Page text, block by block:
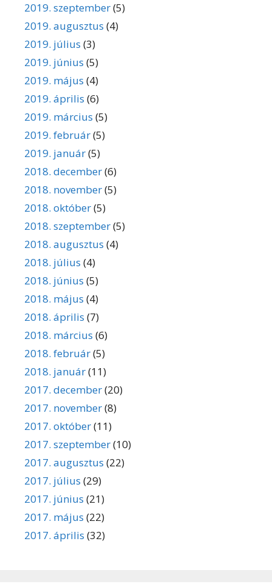
2019. szeptember(5)
2019. augusztus (4)
2019. július (3)
2019. június (5)
2019. május (4)
2019. április (6)
2019. március (5)
2019. február(5)
2019. január(5)
2018. december(6)
2018. november(5)
2018. október(5)
2018. szeptember(5)
2018. augusztus (4)
2018. július (4)
2018. június (5)
2018. május (4)
2018. április (7)
2018. március (6)
2018. február(5)
2018. január(11)
2017. december(20)
2017. november(8)
2017. október(11)
2017. szeptember(10)
2017. augusztus (22)
2017. július (29)
2017. június (21)
2017. május (22)
2017. április (32)